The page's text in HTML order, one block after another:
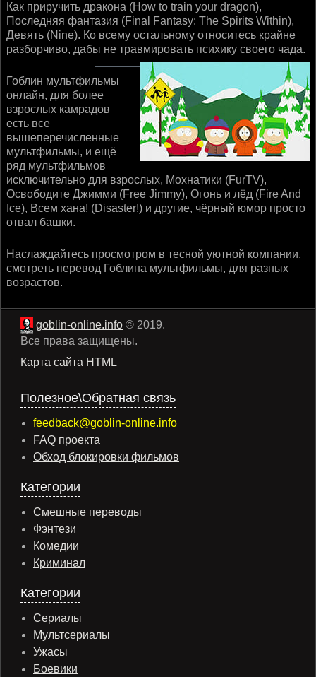
Как приручить дракона (How to train your dragon),
Последняя фантазия (Final Fantasy: The Spirits Within),
Девять (Nine). Ко всему остальному относитесь крайне
разборчиво, дабы не травмировать психику своего чада.
Гоблин мультфильмы
онлайн, для более
взрослых камрадов
есть все
вышеперечисленные
мультфильмы, и ещё
ряд мультфильмов
исключительно для взрослых, Мохнатики (FurTV),
Освободите Джимми (Free Jimmy), Огонь и лёд (Fire And
Ice), Всем хана! (Disaster!) и другие, чёрный юмор просто
отвал башки.
Наслаждайтесь просмотром в тесной уютной компании,
смотреть перевод Гоблина мультфильмы, для разных
возрастов.
goblin-online.info © 2019.
Все права защищены.
Карта сайта HTML
Полезное\Обратная связь
feedback@goblin-online.info
FAQ проекта
Обход блокировки фильмов
Категории
Смешные переводы
Фэнтези
Комедии
Криминал
Категории
Сериалы
Мультсериалы
Ужасы
Боевики